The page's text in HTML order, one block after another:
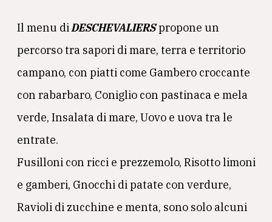
Il menu diDESCHEVALIERSpropone un
percorso tra sapori di mare, terra e territorio
campano, con piatti come Gambero croccante
con rabarbaro, Coniglio con pastinaca e mela
verde, Insalata di mare, Uovo e uova tra le
entrate.
Fusilloni con ricci e prezzemolo, Risotto limoni
e gamberi, Gnocchi di patate con verdure,
Ravioli di zucchine e menta, sono solo alcuni